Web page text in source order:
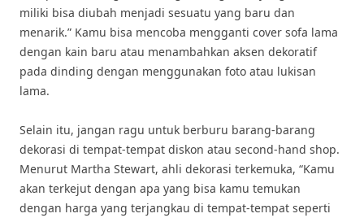
miliki bisa diubah menjadi sesuatu yang baru dan
menarik.” Kamu bisa mencoba mengganti cover sofa lama
dengan kain baru atau menambahkan aksen dekoratif
pada dinding dengan menggunakan foto atau lukisan
lama.
Selain itu, jangan ragu untuk berburu barang-barang
dekorasi di tempat-tempat diskon atau second-hand shop.
Menurut Martha Stewart, ahli dekorasi terkemuka, “Kamu
akan terkejut dengan apa yang bisa kamu temukan
dengan harga yang terjangkau di tempat-tempat seperti